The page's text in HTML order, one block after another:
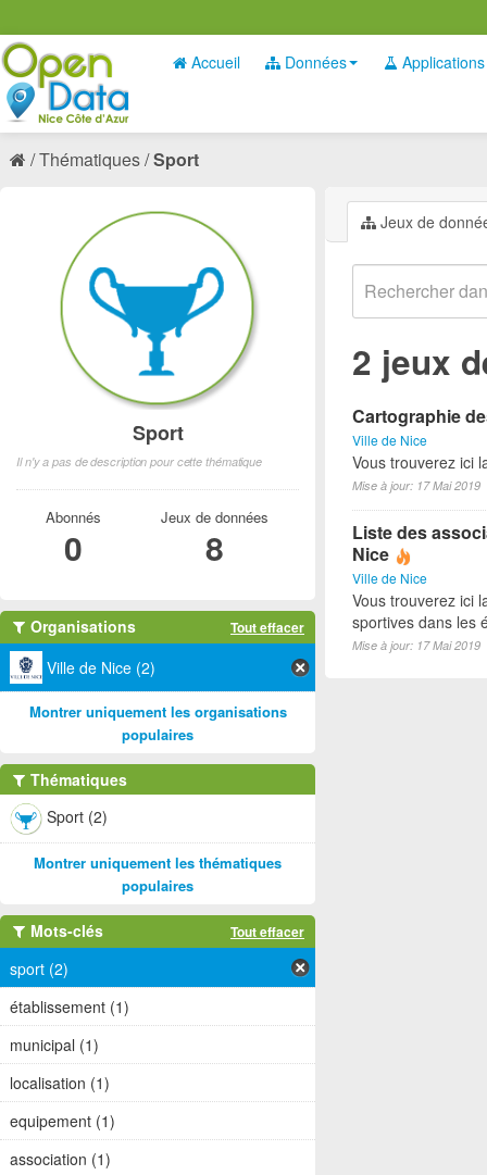
Accueil Données Applications
Thématiques Sport
Jeux de
2 jeux
Cartographie
Ville de Nice
Vous trouverez ici
Mise à jour: 17 Mai 2019
Liste des
Nice
Ville de Nice
Vous trouverez ici
sportives dans les
Mise à jour: 17 Mai 2019
Sport
Il n'y a pas de description pour cette thématique
Abonnés
0
Jeux de données
8
Organisations Tout effacer
Ville de Nice (2)
Montrer uniquement les organisations
populaires
Thématiques
Sport (2)
Montrer uniquement les thématiques
populaires
Mots-clés Tout effacer
sport (2)
établissement (1)
municipal (1)
localisation (1)
equipement (1)
association (1)